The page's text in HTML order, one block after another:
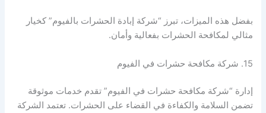
بفضل هذه الميزات، تبرز “شركة إبادة الحشرات بالفيوم” كخيار
مثالي لمكافحة الحشرات بفعالية وأمان.
15. شركة مكافحة حشرات في الفيوم
إدارة “شركة مكافحة حشرات في الفيوم” تقدم خدمات موثوقة
تضمن السلامة والكفاءة في القضاء على الحشرات. تعتمد الشركة